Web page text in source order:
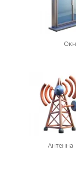
Антенна